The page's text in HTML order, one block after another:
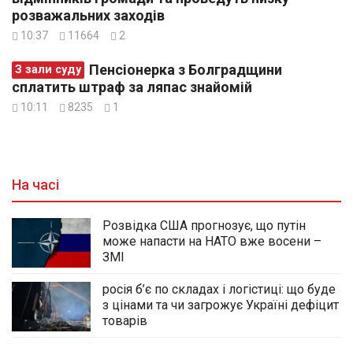
розважальних заходів
10:37 11664 2
З зали суду
сплатить штраф за ляпас знайомій
10:11 8235 1
На часі
Розвідка США прогнозує, що путін
може напасти на НАТО вже восени –
ЗМІ
росія б’є по складах і логістиці: що буде
з цінами та чи загрожує Україні дефіцит
товарів